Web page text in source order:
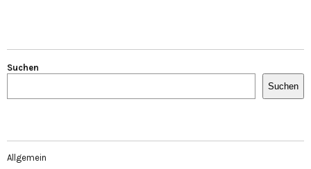
Suchen
Suchen
Allgemein